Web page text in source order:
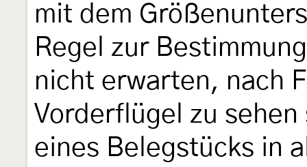
mit dem
Regel zur
nicht erwarten, nach
Vorderflügel zu
eines Belegstücks in